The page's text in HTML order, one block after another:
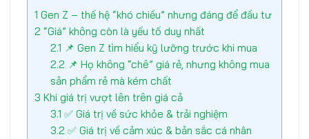
1 Gen Z – thế hệ “khó chiều” nhưng đáng để đầu tư
2 “Giá” không còn là yếu tố duy nhất
2.1 📌 Gen Z tìm hiểu kỹ lưỡng trước khi mua
2.2 📌 Họ không “chê” giá rẻ, nhưng không mua
sản phẩm rẻ mà kém chất
3 Khi giá trị vượt lên trên giá cả
3.1 ✅ Giá trị về sức khỏe & trải nghiệm
3.2 ✅ Giá trị về cảm xúc & bản sắc cá nhân